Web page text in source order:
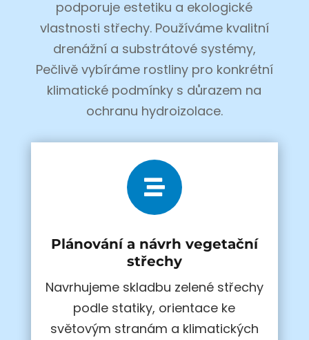
podporuje estetiku a ekologické
vlastnosti střechy. Používáme kvalitní
drenážní a substrátové systémy,
Pečlivě vybíráme rostliny pro konkrétní
klimatické podmínky s důrazem na
ochranu hydroizolace.

Plánování a návrh vegetační
střechy
Navrhujeme skladbu zelené střechy
podle statiky, orientace ke
světovým stranám a klimatických